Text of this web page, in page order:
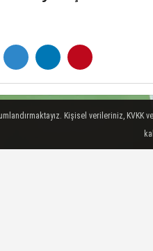
Kişisel verileriniz, KVKK